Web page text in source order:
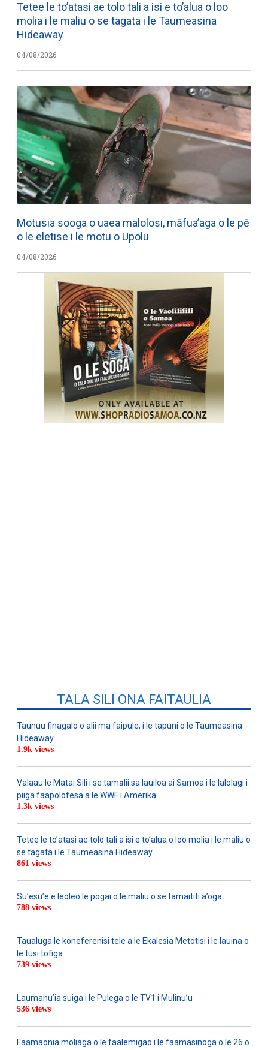
Tetee le to’atasi ae tolo tali a isi e to’alua o loo
molia i le maliu o se tagata i le Taumeasina
Hideaway
04/08/2026
Motusia sooga o uaea malolosi, māfua’aga o le pē
o le eletise i le motu o Upolu
04/08/2026
TALA SILI ONA FAITAULIA
Taunuu finagalo o alii ma faipule, i le tapuni o le Taumeasina
Hideaway
1.9k views
Valaau le Matai Sili i se tamālii sa lauiloa ai Samoa i le lalolagi i
piiga faapolofesa a le WWF i Amerika
1.3k views
Tetee le to’atasi ae tolo tali a isi e to’alua o loo molia i le maliu o
se tagata i le Taumeasina Hideaway
861 views
Su’esu’e e leoleo le pogai o le maliu o se tamaititi a’oga
788 views
Taualuga le koneferenisi tele a le Ekalesia Metotisi i le lauina o
le tusi tofiga
739 views
Laumanu’ia suiga i le Pulega o le TV1 i Mulinu’u
536 views
Faamaonia moliaga o le faalemigao i le faamasinoga o le 26 o